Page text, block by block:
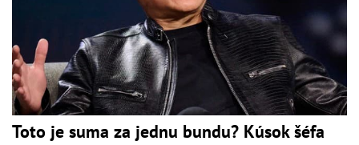
Toto je suma za jednu bundu? Kúsok šéfa